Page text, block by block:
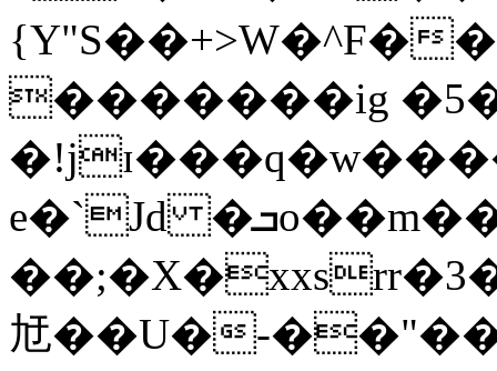
{Y"S��+>W�^F�
�������ig
e�`Jd �ܒo��m��1��d|
㝼��U�-